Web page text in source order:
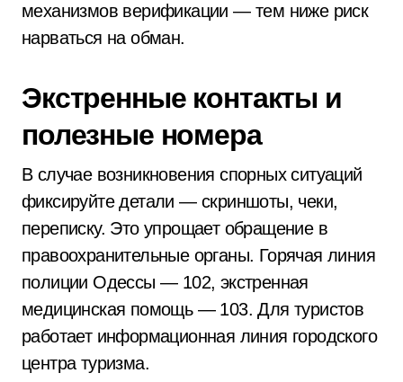
механизмов верификации — тем ниже риск
нарваться на обман.
Экстренные контакты и
полезные номера
В случае возникновения спорных ситуаций
фиксируйте детали — скриншоты, чеки,
переписку. Это упрощает обращение в
правоохранительные органы. Горячая линия
полиции Одессы — 102, экстренная
медицинская помощь — 103. Для туристов
работает информационная линия городского
центра туризма.